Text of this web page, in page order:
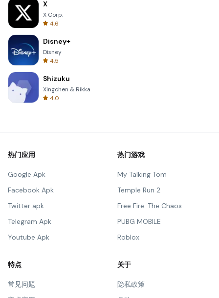
X
X Corp.
4.6
Disney+
Disney
4.5
Shizuku
Xingchen & Rikka
4.0
热门应用
Google Apk
Facebook Apk
Twitter apk
Telegram Apk
Youtube Apk
热门游戏
My Talking Tom
Temple Run 2
Free Fire: The Chaos
PUBG MOBILE
Roblox
特点
常见问题
关于
隐私政策